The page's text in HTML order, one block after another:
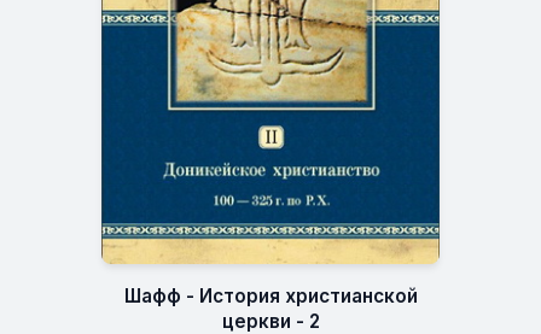
Шафф - История христианской
церкви - 2